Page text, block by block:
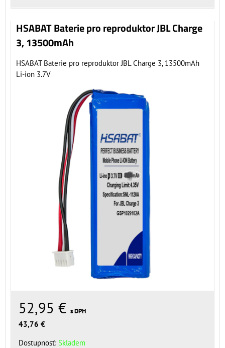
HSABAT Baterie pro reproduktor JBL Charge
3, 13500mAh
HSABAT Baterie pro reproduktor JBL Charge 3, 13500mAh
Li-ion 3.7V
52,95 € s DPH
43,76 €
Dostupnosť: Skladem